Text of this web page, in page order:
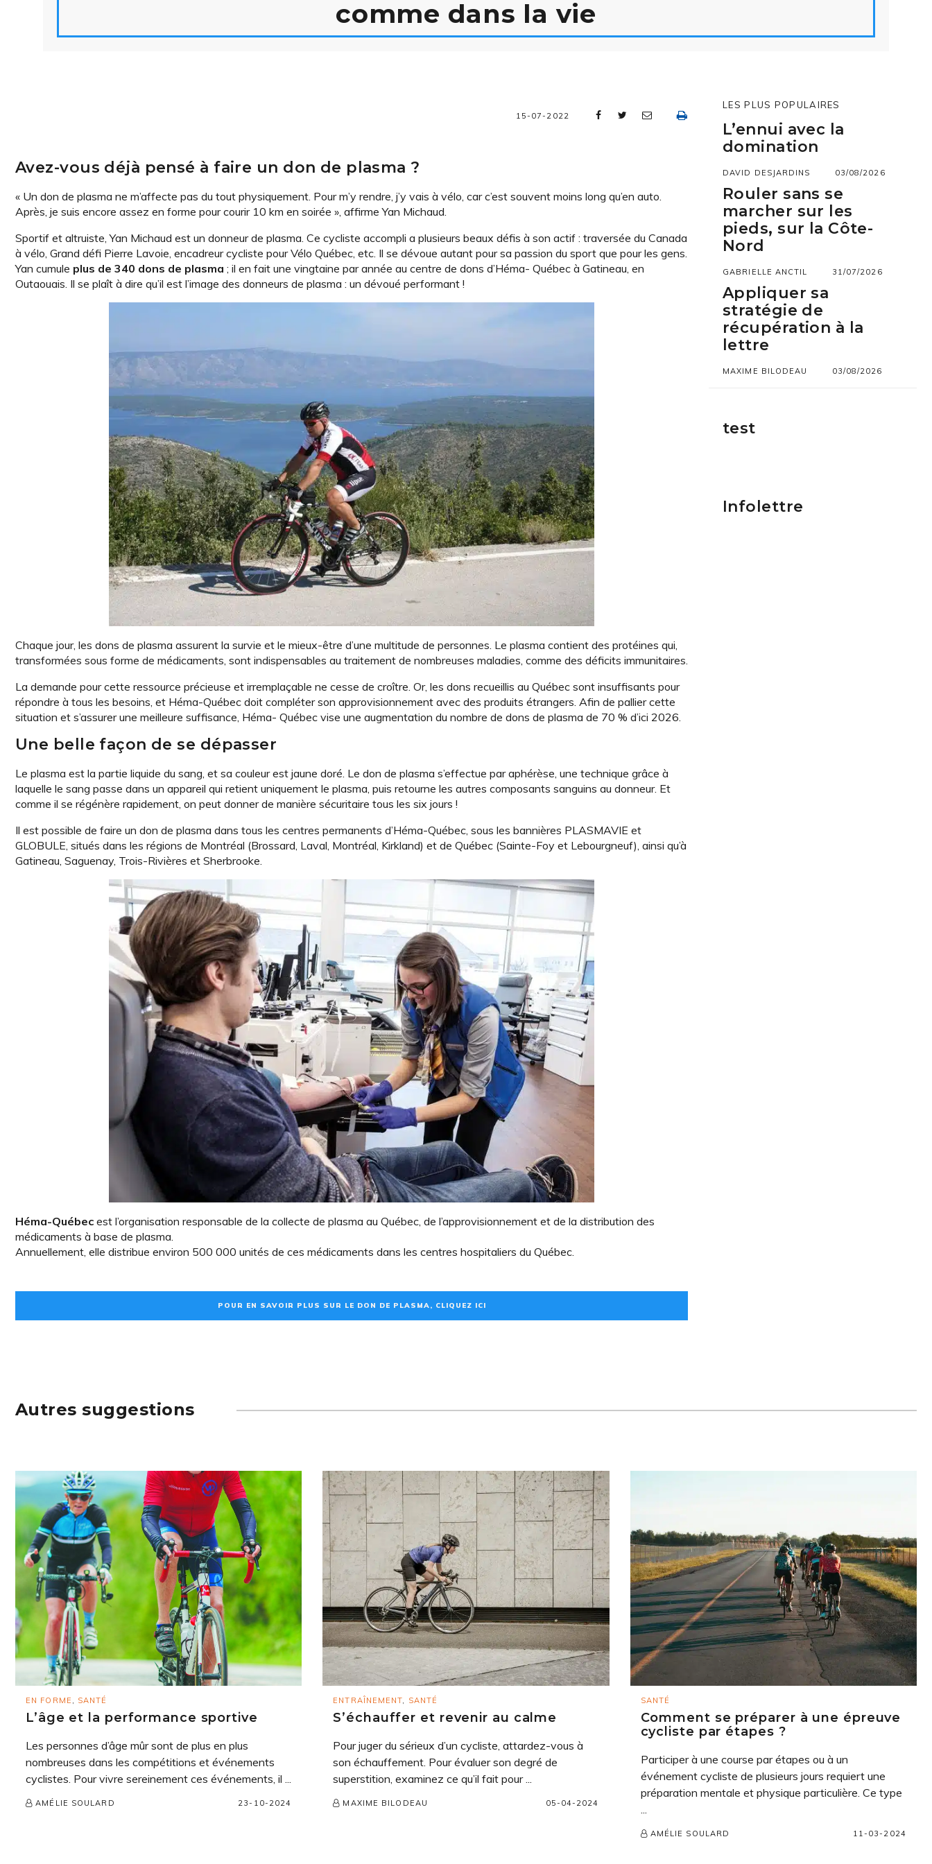
comme dans la vie
15-07-2022
Avez-vous déjà pensé à faire un don de plasma ?
« Un don de plasma ne m’affecte pas du tout physiquement. Pour m’y rendre, j’y vais à vélo, car c’est souvent moins long qu’en auto.
Après, je suis encore assez en forme pour courir 10 km en soirée », affirme Yan Michaud.
Sportif et altruiste, Yan Michaud est un donneur de plasma. Ce cycliste accompli a plusieurs beaux défis à son actif : traversée du Canada
à vélo, Grand défi Pierre Lavoie, encadreur cycliste pour Vélo Québec, etc. Il se dévoue autant pour sa passion du sport que pour les gens.
Yan cumule plus de 340 dons de plasma ; il en fait une vingtaine par année au centre de dons d’Héma- Québec à Gatineau, en
Outaouais. Il se plaît à dire qu’il est l’image des donneurs de plasma : un dévoué performant !
Chaque jour, les dons de plasma assurent la survie et le mieux-être d’une multitude de personnes. Le plasma contient des protéines qui,
transformées sous forme de médicaments, sont indispensables au traitement de nombreuses maladies, comme des déficits immunitaires.
La demande pour cette ressource précieuse et irremplaçable ne cesse de croître. Or, les dons recueillis au Québec sont insuffisants pour
répondre à tous les besoins, et Héma-Québec doit compléter son approvisionnement avec des produits étrangers. Afin de pallier cette
situation et s’assurer une meilleure suffisance, Héma- Québec vise une augmentation du nombre de dons de plasma de 70 % d’ici 2026.
Une belle façon de se dépasser
Le plasma est la partie liquide du sang, et sa couleur est jaune doré. Le don de plasma s’effectue par aphérèse, une technique grâce à
laquelle le sang passe dans un appareil qui retient uniquement le plasma, puis retourne les autres composants sanguins au donneur. Et
comme il se régénère rapidement, on peut donner de manière sécuritaire tous les six jours !
Il est possible de faire un don de plasma dans tous les centres permanents d’Héma-Québec, sous les bannières PLASMAVIE et
GLOBULE, situés dans les régions de Montréal (Brossard, Laval, Montréal, Kirkland) et de Québec (Sainte-Foy et Lebourgneuf), ainsi qu’à
Gatineau, Saguenay, Trois-Rivières et Sherbrooke.
Héma-Québec est l’organisation responsable de la collecte de plasma au Québec, de l’approvisionnement et de la distribution des
médicaments à base de plasma.
Annuellement, elle distribue environ 500 000 unités de ces médicaments dans les centres hospitaliers du Québec.
POUR EN SAVOIR PLUS SUR LE DON DE PLASMA, CLIQUEZ ICI
LES PLUS POPULAIRES
L’ennui avec la
domination
DAVID DESJARDINS 03/08/2026
Rouler sans se
marcher sur les
pieds, sur la Côte-
Nord
GABRIELLE ANCTIL 31/07/2026
Appliquer sa
stratégie de
récupération à la
lettre
MAXIME BILODEAU 03/08/2026
test
Infolettre
Autres suggestions
EN FORME , SANTÉ
L’âge et la performance sportive
Les personnes d’âge mûr sont de plus en plus
nombreuses dans les compétitions et événements
cyclistes. Pour vivre sereinement ces événements, il ...
AMÉLIE SOULARD 23-10-2024
ENTRAÎNEMENT, SANTÉ
S’échauffer et revenir au calme
Pour juger du sérieux d’un cycliste, attardez-vous à
son échauffement. Pour évaluer son degré de
superstition, examinez ce qu’il fait pour ...
MAXIME BILODEAU 05-04-2024
SANTÉ
Comment se préparer à une épreuve
cycliste par étapes ?
Participer à une course par étapes ou à un
événement cycliste de plusieurs jours requiert une
préparation mentale et physique particulière. Ce type
...
AMÉLIE SOULARD 11-03-2024